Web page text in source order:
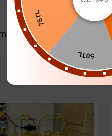
50TL
75TL